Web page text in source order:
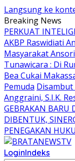
Langsung ke
Breaking News
PERKUAT
AKBP Raswidiati
Masyarakat
Tunawicara : Di
Bea Cukai
Pemuda Disambut
Anggraini, S.I.K.
GEBRAKAN BARU
DIBENTUK,
PENEGAKAN
LoginIndeks